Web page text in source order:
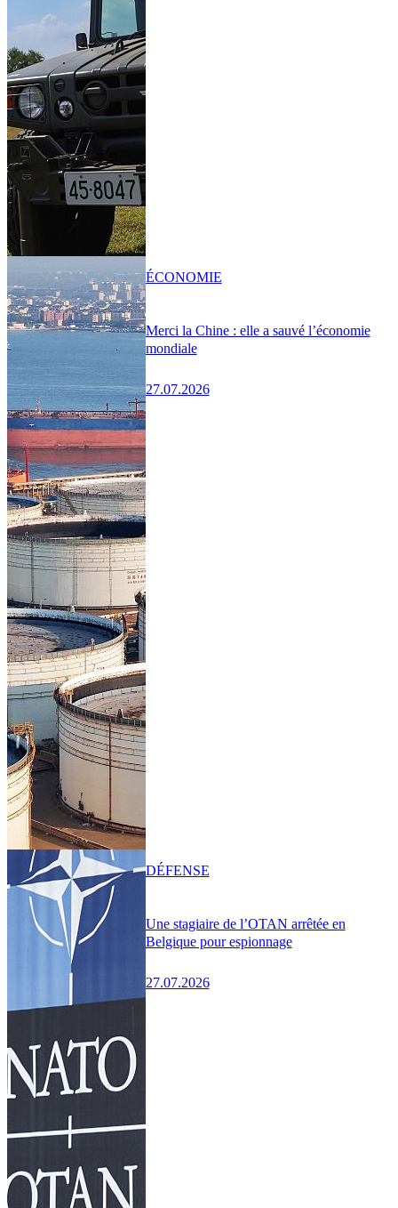
Merci la Chine : elle a sauvé l’économie
mondiale
27.07.2026
ÉCONOMIE
Une stagiaire de l’OTAN arrêtée en
Belgique pour espionnage
27.07.2026
DÉFENSE